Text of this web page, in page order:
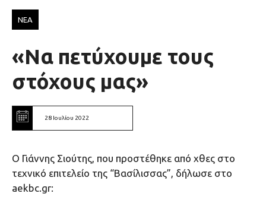
ΝΕΑ
«Να πετύχουμε τους
στόχους μας»
28 Ιουλίου 2022
Ο Γιάννης Σιούτης, που προστέθηκε από χθες στο
τεχνικό επιτελείο της “Βασίλισσας”, δήλωσε στο
aekbc.gr: